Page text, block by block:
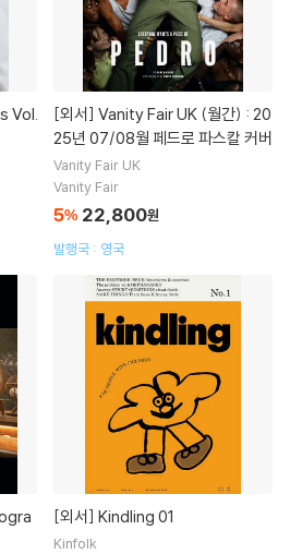
[외서]
25년 07/08월 페드로 파스칼 커버
Vanity Fair UK
Vanity Fair
5% 22,800원
발행국 : 영국
[외서] Kindling 01
Kinfolk